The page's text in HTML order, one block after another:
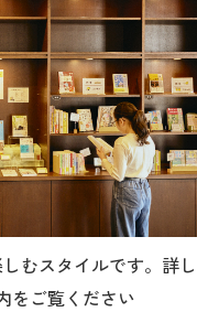
むスタイルです。詳し
をご覧ください